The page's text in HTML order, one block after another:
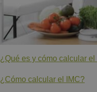
¿Qué es y cómo calcular el
¿Cómo calcular el IMC?